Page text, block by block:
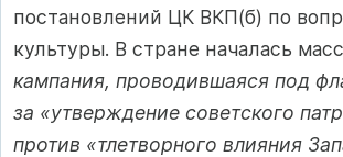
постановлений ЦК ВКП(б) по
культуры. В стране началась
кампания, проводившаяся под
за «утверждение советского
против «тлетворного влияния